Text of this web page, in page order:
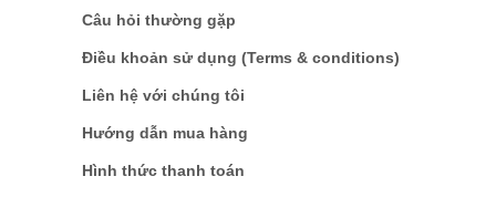
Câu hỏi thường gặp
Điều khoản sử dụng (Terms & conditions)
Liên hệ với chúng tôi
Hướng dẫn mua hàng
Hình thức thanh toán